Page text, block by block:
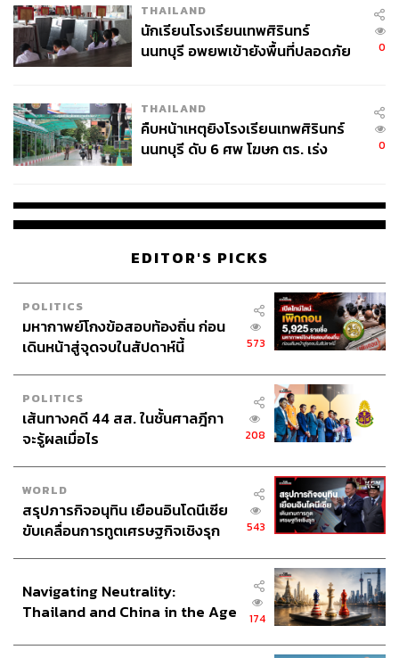
THAILAND
นักเรียนโรงเรียนเทพศิรินทร์
นนทบุรี อพยพเข้ายังพื้นที่ปลอดภัย
0
THAILAND
คืบหน้าเหตุยิงโรงเรียนเทพศิรินทร์
นนทบุรี ดับ 6 ศพ โฆษก ตร. เร่ง
0
EDITOR'S PICKS
POLITICS
มหากาพย์โกงข้อสอบท้องถิ่น ก่อน
เดินหน้าสู่จุดจบในสัปดาห์นี้
573
POLITICS
เส้นทางคดี 44 สส. ในชั้นศาลฎีกา
จะรู้ผลเมื่อไร
208
WORLD
สรุปภารกิจอนุทิน เยือนอินโดนีเซีย
ขับเคลื่อนการทูตเศรษฐกิจเชิงรุก
543
Navigating Neutrality:
Thailand and China in the Age
174